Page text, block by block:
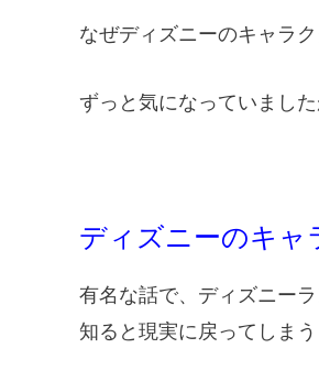
なぜディズニーのキャラ
ずっと気になっていまし
ディズニーのキャ
有名な話で、ディズニー
知ると現実に戻ってしま